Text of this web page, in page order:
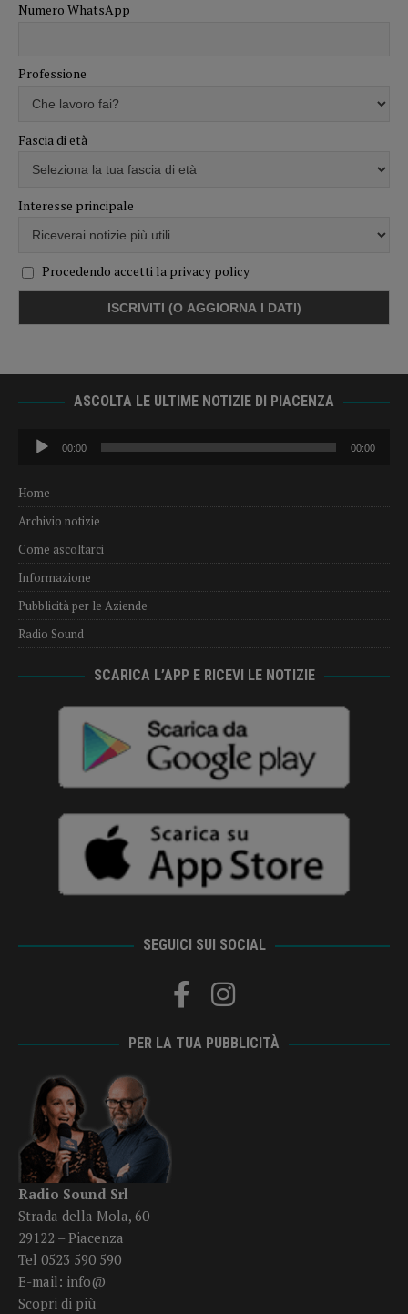
Numero WhatsApp
Professione
Fascia di età
Interesse principale
Procedendo accetti la privacy policy
ASCOLTA LE ULTIME NOTIZIE DI PIACENZA
Audio
Player
00:00 00:00
Home
Archivio notizie
Come ascoltarci
Informazione
Pubblicità per le Aziende
Radio Sound
SCARICA L’APP E RICEVI LE NOTIZIE
SEGUICI SUI SOCIAL
PER LA TUA PUBBLICITÀ
Radio Sound Srl
Strada della Mola, 60
29122 – Piacenza
Tel 0523 590 590
E-mail: info@
Scopri di più